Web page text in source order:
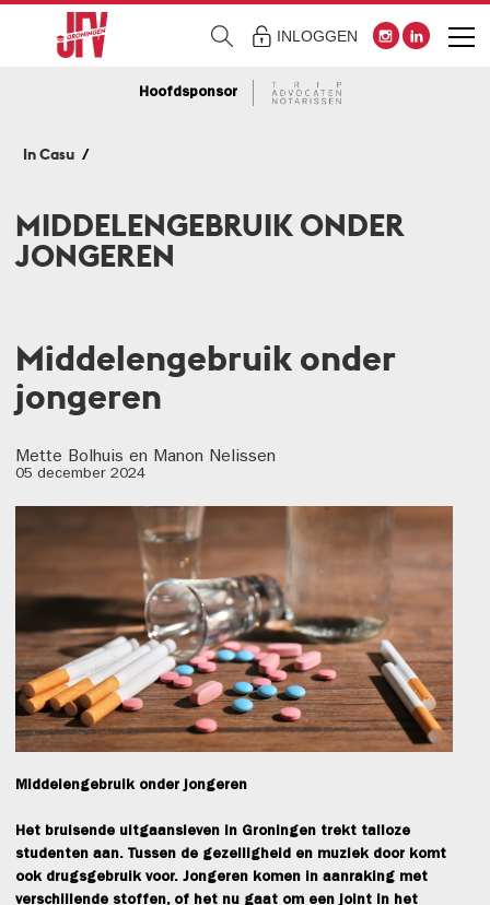
INLOGGEN
Hoofdsponsor
In Casu
MIDDELENGEBRUIK ONDER
JONGEREN
Middelengebruik onder
jongeren
Mette Bolhuis en Manon Nelissen
05 december 2024
Middelengebruik onder jongeren
Het bruisende uitgaansleven in Groningen trekt talloze
studenten aan. Tussen de gezelligheid en muziek door komt
ook drugsgebruik voor. Jongeren komen in aanraking met
verschillende stoffen, of het nu gaat om een joint in het